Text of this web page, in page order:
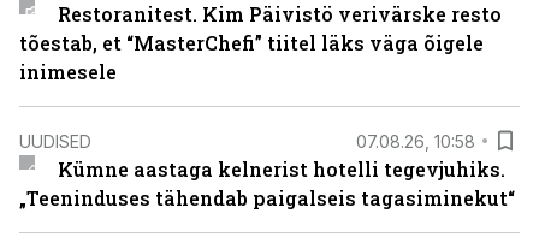
Restoranitest. Kim Päivistö verivärske resto
tõestab, et “MasterChefi” tiitel läks väga õigele
inimesele
UUDISED 07.08.26, 10:58
Kümne aastaga kelnerist hotelli tegevjuhiks.
„Teeninduses tähendab paigalseis tagasiminekut“